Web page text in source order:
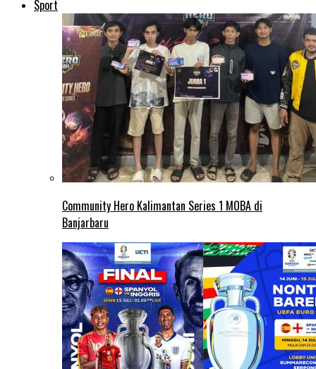
Sport
Community Hero Kalimantan Series 1 MOBA di
Banjarbaru